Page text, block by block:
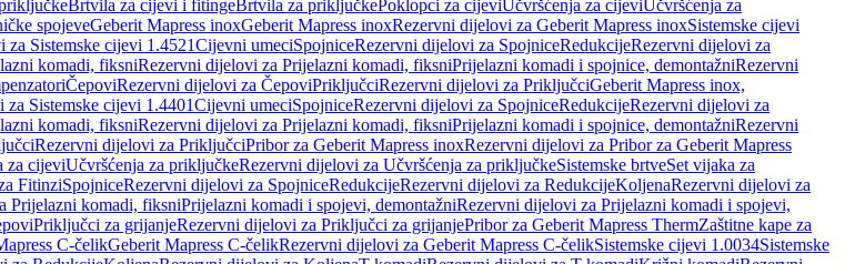
Brtvila za cijevi i fitingeBrtvila za priključkePoklopci za cijeviUčvršćenja za cijeviUčvršćenja za
spojeveGeberit Mapress inoxGeberit Mapress inoxRezervni dijelovi za Geberit Mapress inoxSistemske cijevi
Sistemske cijevi 1.4521Cijevni umeciSpojniceRezervni dijelovi za SpojniceRedukcijeRezervni dijelovi za
komadi, fiksniRezervni dijelovi za Prijelazni komadi, fiksniPrijelazni komadi i spojnice, demontažniRezervni
ČepoviRezervni dijelovi za ČepoviPriključciRezervni dijelovi za PriključciGeberit Mapress inox,
Sistemske cijevi 1.4401Cijevni umeciSpojniceRezervni dijelovi za SpojniceRedukcijeRezervni dijelovi za
komadi, fiksniRezervni dijelovi za Prijelazni komadi, fiksniPrijelazni komadi i spojnice, demontažniRezervni
Rezervni dijelovi za PriključciPribor za Geberit Mapress inoxRezervni dijelovi za Pribor za Geberit Mapress
za cijeviUčvršćenja za priključkeRezervni dijelovi za Učvršćenja za priključkeSistemske brtveSet vijaka za
FitinziSpojniceRezervni dijelovi za SpojniceRedukcijeRezervni dijelovi za RedukcijeKoljenaRezervni dijelovi za
Prijelazni komadi, fiksniPrijelazni komadi i spojevi, demontažniRezervni dijelovi za Prijelazni komadi i spojevi,
Priključci za grijanjeRezervni dijelovi za Priključci za grijanjePribor za Geberit Mapress ThermZaštitne kape za
C-čelikGeberit Mapress C-čelikRezervni dijelovi za Geberit Mapress C-čelikSistemske cijevi 1.0034Sistemske